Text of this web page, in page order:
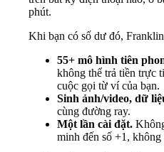
phút.
Khi bạn có số dư đó,
55+ mô hình tiên
không thể trả tiền trực
cuộc gọi từ ví của bạn.
Sinh ảnh/video, dữ
cùng đường ray.
Một lần cài đặt.
minh đến số +1,